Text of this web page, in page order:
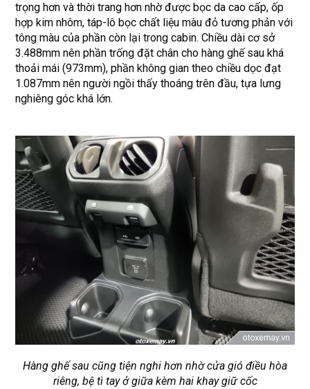
trọng hơn và thời trang hơn nhờ được bọc da cao cấp, ốp
hợp kim nhôm, táp-lô bọc chất liệu màu đỏ tương phản với
tông màu của phần còn lại trong cabin. Chiều dài cơ sở
3.488mm nên phần trống đặt chân cho hàng ghế sau khá
thoải mái (973mm), phần không gian theo chiều dọc đạt
1.087mm nên người ngồi thấy thoáng trên đầu, tựa lưng
nghiêng góc khá lớn.
Hàng ghế sau cũng tiện nghi hơn nhờ cửa gió điều hòa
riêng, bệ tì tay ở giữa kèm hai khay giữ cốc